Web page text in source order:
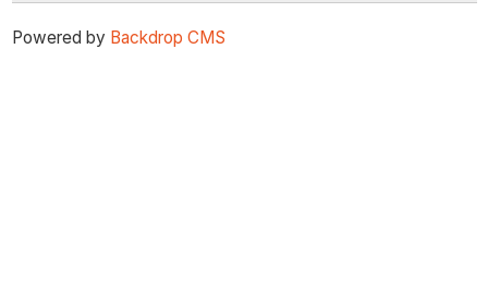
Powered by Backdrop CMS